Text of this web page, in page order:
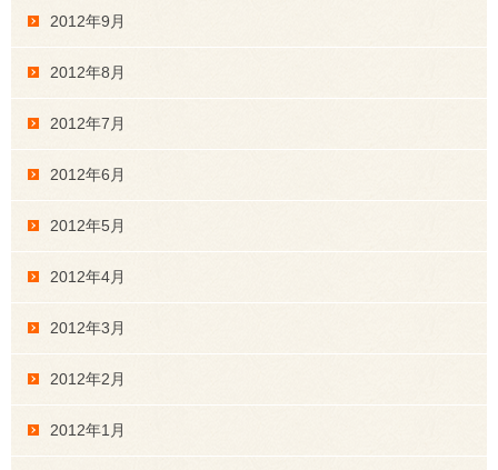
2012年9月
2012年8月
2012年7月
2012年6月
2012年5月
2012年4月
2012年3月
2012年2月
2012年1月